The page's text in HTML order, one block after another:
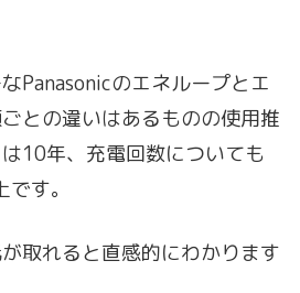
Panasonicのエネループとエ
との違いはあるものの使用推
10年、充電回数についても
す。
取れると直感的にわかります